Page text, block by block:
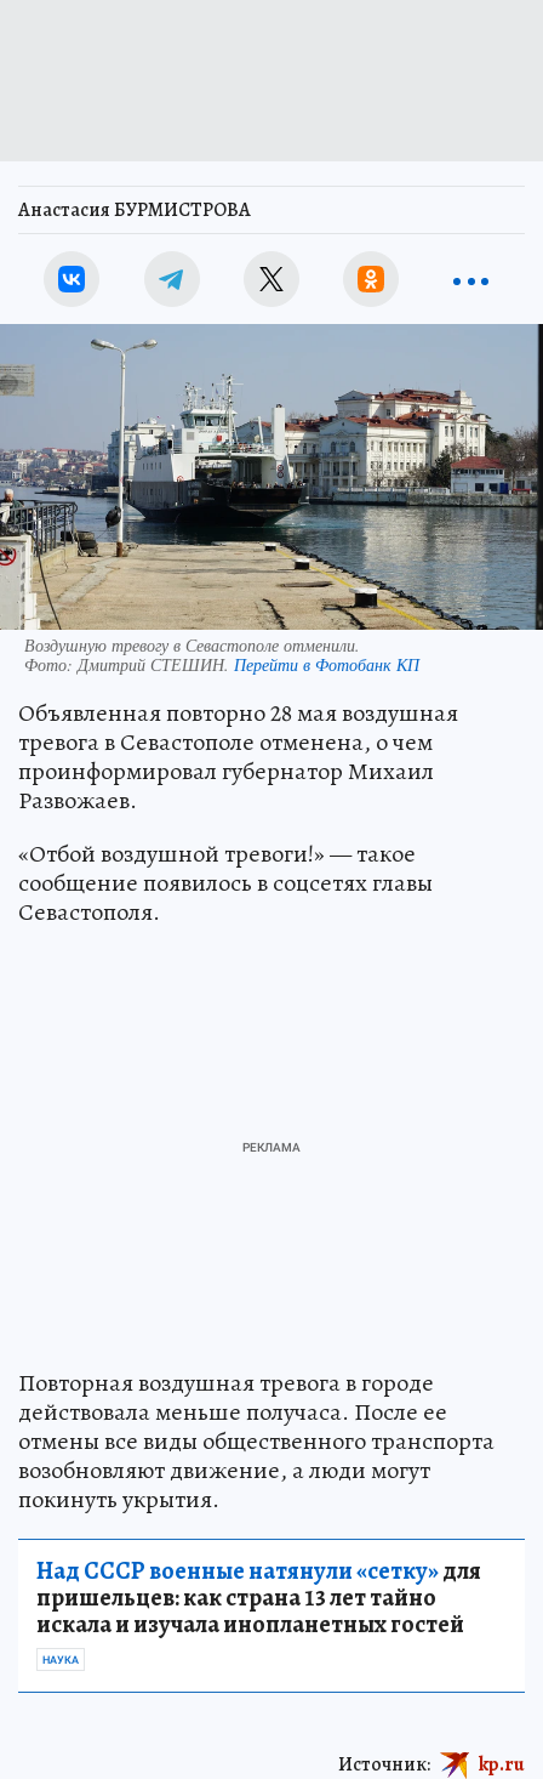
Анастасия БУРМИСТРОВА
Воздушную тревогу в Севастополе отменили.
Фото:Дмитрий СТЕШИН. Перейти в Фотобанк КП
Объявленная повторно 28 мая воздушная
тревога в Севастополе отменена, о чем
проинформировал губернатор Михаил
Развожаев.
«Отбой воздушной тревоги!» — такое
сообщение появилось в соцсетях главы
Севастополя.
Повторная воздушная тревога в городе
действовала меньше получаса. После ее
отмены все виды общественного транспорта
возобновляют движение, а люди могут
покинуть укрытия.
Над СССР военные натянули «сетку»для
пришельцев: как страна 13 лет тайно
искала и изучала инопланетных гостей
НАУКА
Источник: kp.ru